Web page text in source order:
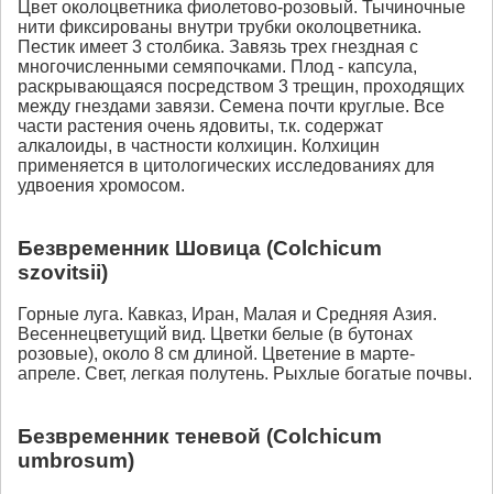
Цвет околоцветника фиолетово-розовый. Тычиночные
нити фиксированы внутри трубки околоцветника.
Пестик имеет 3 столбика. Завязь трех гнездная с
многочисленными семяпочками. Плод - капсула,
раскрывающаяся посредством 3 трещин, проходящих
между гнездами завязи. Семена почти круглые. Все
части растения очень ядовиты, т.к. содержат
алкалоиды, в частности колхицин. Колхицин
применяется в цитологических исследованиях для
удвоения хромосом.
Безвременник Шовица (Colchicum
szovitsii)
Горные луга. Кавказ, Иран, Малая и Средняя Азия.
Весеннецветущий вид. Цветки белые (в бутонах
розовые), около 8 см длиной. Цветение в марте-
апреле. Свет, легкая полутень. Рыхлые богатые почвы.
Безвременник теневой (Colchicum
umbrosum)